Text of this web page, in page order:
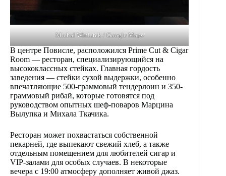
Michał Winiarek / Google Maps
В центре Повисле, расположился Prime Cut & Cigar
Room — ресторан, специализирующийся на
высококлассных стейках. Главная гордость
заведения — стейки сухой выдержки, особенно
впечатляющие 500-граммовый тендерлоин и 350-
граммовый рибай, которые готовятся под
руководством опытных шеф-поваров Марцина
Вылупка и Михала Ткачика.
Ресторан может похвастаться собственной
пекарней, где выпекают свежий хлеб, а также
отдельным помещением для любителей сигар и
VIP-залами для особых случаев. В некоторые
вечера с 19:00 атмосферу дополняет живой джаз.